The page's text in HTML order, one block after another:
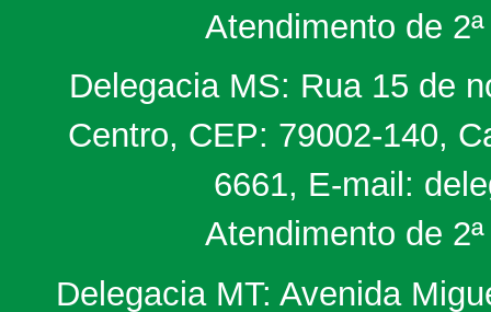
Atendimento de
Delegacia MS: Rua 15 de
Centro, CEP: 79002-140,
6661, E-mail:
Atendimento de
Delegacia MT: Avenida